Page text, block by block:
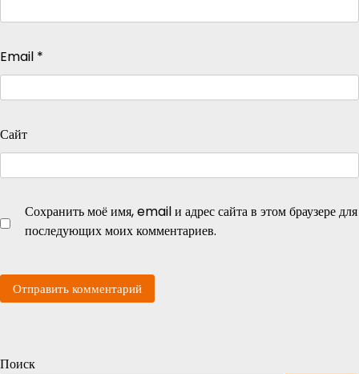
Email *
Сайт
Сохранить моё имя, email и адрес сайта в этом браузере для
последующих моих комментариев.
Поиск